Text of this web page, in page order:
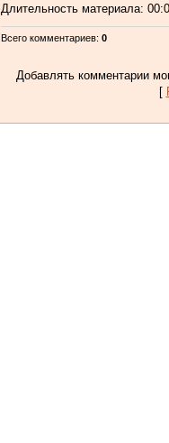
Длительность материала:
Всего комментариев: 0
Добавлять комментарии
[